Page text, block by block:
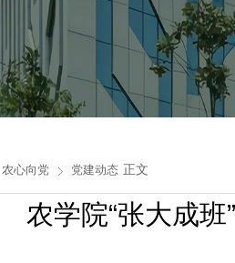
农心向党 党建动态 正文
农学院“张大成